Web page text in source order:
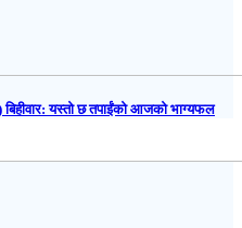
यस्तो छ तपाईंको आजको भाग्यफल